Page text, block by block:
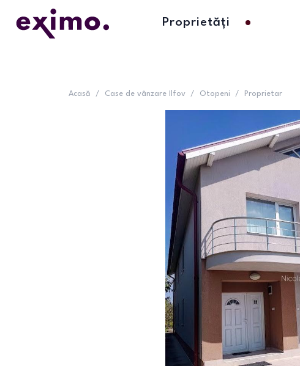
Proprietăți
Acasă / Case de vânzare Ilfov / Otopeni / Proprietar